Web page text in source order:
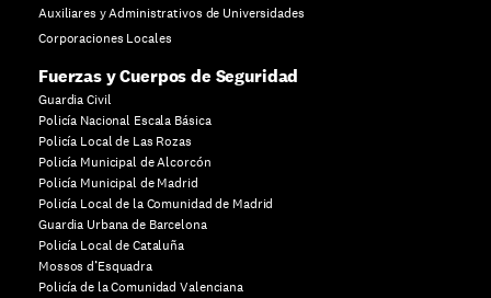
Auxiliares y Administrativos de Universidades
Corporaciones Locales
Fuerzas y Cuerpos de Seguridad
Guardia Civil
Policía Nacional Escala Básica
Policía Local de Las Rozas
Policía Municipal de Alcorcón
Policía Municipal de Madrid
Policía Local de la Comunidad de Madrid
Guardia Urbana de Barcelona
Policía Local de Cataluña
Mossos d’Esquadra
Policía de la Comunidad Valenciana